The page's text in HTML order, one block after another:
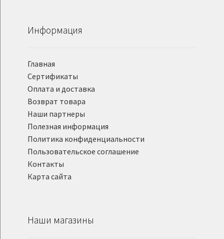
Информация
Главная
Сертификаты
Оплата и доставка
Возврат товара
Наши партнеры
Полезная информация
Политика конфиденциальности
Пользовательское соглашение
Контакты
Карта сайта
Наши магазины